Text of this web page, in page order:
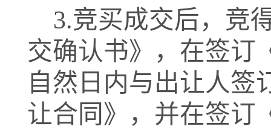
3.竞买成交后，竞
交确认书》，在签订
自然 日内与出让人签
让合同》
， 并在签订